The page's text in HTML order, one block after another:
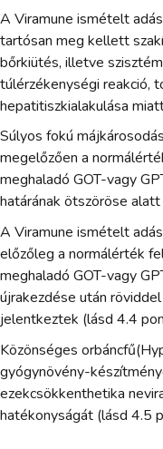
A Viramune ismételt
tartósan meg kellett
bőrkiütés, illetve
túlérzékenységi reakció,
hepatitiszkialakulása
Súlyos fokú
megelőzően a
meghaladó GOT-vagy
határának ötszöröse
A Viramune ismételt
előzőleg a normálérték
meghaladó GOT-vagy
újrakezdése után
jelentkeztek (lásd 4.4
Közönséges
gyógynövény-
ezekcsökkenthetika
hatékonyságát (lásd 4.5